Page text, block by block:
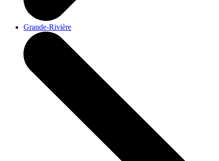
Grande-Rivière